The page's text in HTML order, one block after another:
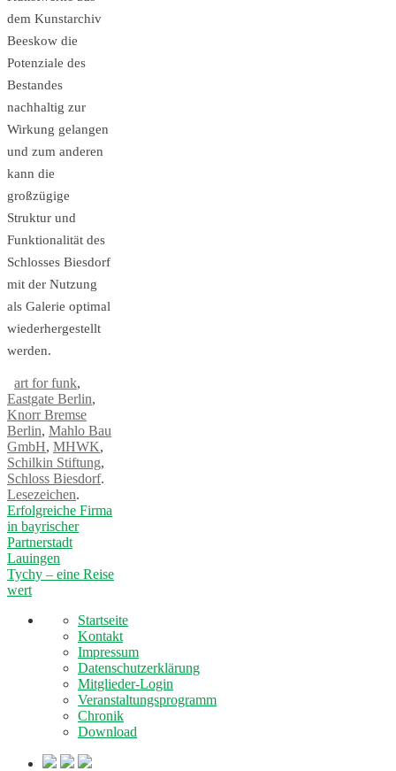
dem Kunstarchiv
Beeskow die
Potenziale des
Bestandes
nachhaltig zur
Wirkung gelangen
und zum anderen
kann die
großzügige
Struktur und
Funktionalität des
Schlosses Biesdorf
mit der Nutzung
als Galerie optimal
wiederhergestellt
werden.
art for funk,
Eastgate Berlin,
Knorr Bremse
Berlin, Mahlo Bau
GmbH, MHWK,
Schilkin Stiftung,
Schloss Biesdorf.
Lesezeichen.
Erfolgreiche Firma
in bayrischer
Partnerstadt
Lauingen
Tychy – eine Reise
wert
Startseite
Kontakt
Impressum
Datenschutzerklärung
Mitglieder-Login
Veranstaltungsprogramm
Chronik
Download